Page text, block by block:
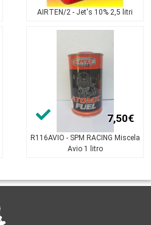
AIRTEN/2 - Jet's 10% 2,5 litri
7,50€
R116AVIO - SPM RACING Miscela
Avio 1 litro